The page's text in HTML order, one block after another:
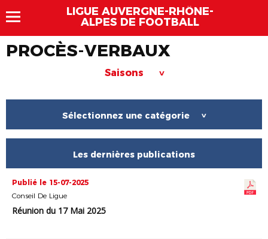
LIGUE AUVERGNE-RHÔNE-
ALPES DE FOOTBALL
PROCÈS-VERBAUX
Saisons >
Sélectionnez une catégorie >
Les dernières publications
Publié le 15-07-2025
Conseil De Ligue
Réunion du 17 Mai 2025